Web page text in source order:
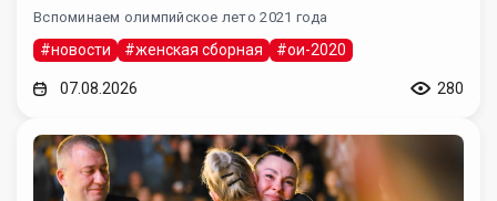
Вспоминаем олимпийское лето 2021 года
#новости #женская сборная #ои-2020
07.08.2026 280